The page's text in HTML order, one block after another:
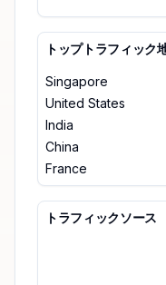
トップトラフィック
Singapore
United States
India
China
France
トラフィックソース